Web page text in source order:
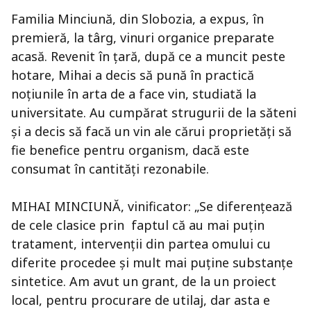
Familia Minciună, din Slobozia, a expus, în
premieră, la târg, vinuri organice preparate
acasă. Revenit în ţară, după ce a muncit peste
hotare, Mihai a decis să pună în practică
noţiunile în arta de a face vin, studiată la
universitate. Au cumpărat strugurii de la săteni
şi a decis să facă un vin ale cărui proprietăţi să
fie benefice pentru organism, dacă este
consumat în cantităţi rezonabile.
MIHAI MINCIUNĂ, vinificator: „Se diferenţează
de cele clasice prin faptul că au mai puţin
tratament, intervenţii din partea omului cu
diferite procedee şi mult mai puţine substanţe
sintetice. Am avut un grant, de la un proiect
local, pentru procurare de utilaj, dar asta e